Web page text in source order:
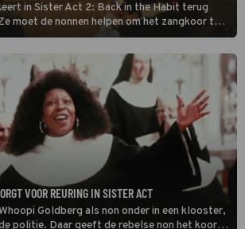
in Sister Act 2: Back in the Habit terug
moet de nonnen helpen om het zangkoor te
die dreigt te moeten sluiten.
VOOR REURING IN SISTER ACT
Goldberg als non onder in een klooster,
politie. Daar geeft de rebelse non het koor